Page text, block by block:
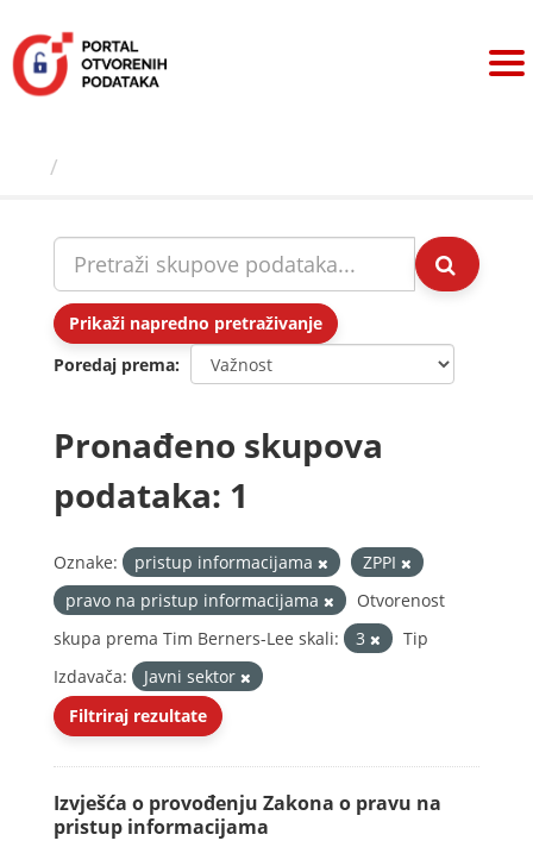
sadržaj
Prikaži napredno pretraživanje
Poredaj prema
Pronađeno skupova
podataka: 1
Oznake: pristup informacijama
ZPPI
pravo na pristup informacijama
Otvorenost
skupa prema Tim Berners-Lee skali:
3
Tip
Izdavača:
Javni sektor
Filtriraj rezultate
Izvješća o provođenju Zakona o pravu na
pristup informacijama